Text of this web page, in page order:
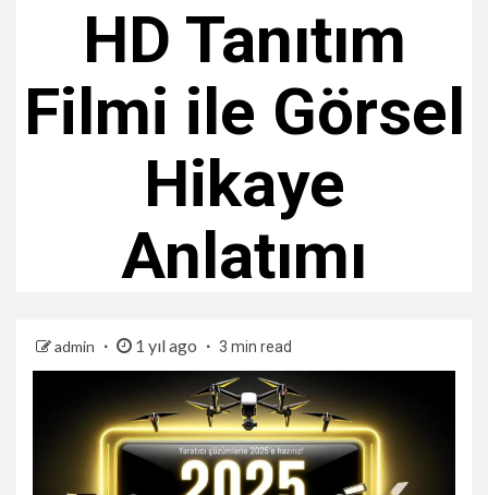
HD Tanıtım
Filmi ile Görsel
Hikaye
Anlatımı
admin 1 yıl ago 3 min read